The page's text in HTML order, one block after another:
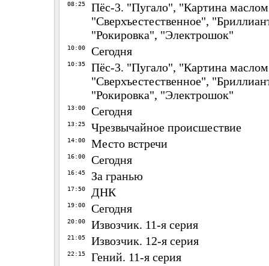
08:25
Пёс-3. "Пугало", "Картина
"Сверхъестественное",
"Рокировка", "Электрошок"
10:00 Сегодня
10:35
Пёс-3. "Пугало", "Картина
"Сверхъестественное",
"Рокировка", "Электрошок"
13:00 Сегодня
13:25 Чрезвычайное происшествие
14:00 Место встречи
16:00 Сегодня
16:45 За гранью
17:50 ДНК
19:00 Сегодня
20:00 Извозчик. 11-я серия
21:05 Извозчик. 12-я серия
22:15 Гений. 11-я серия